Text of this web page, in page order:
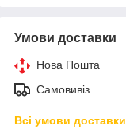
Умови доставки
Нова Пошта
Самовивіз
Всі умови доставки